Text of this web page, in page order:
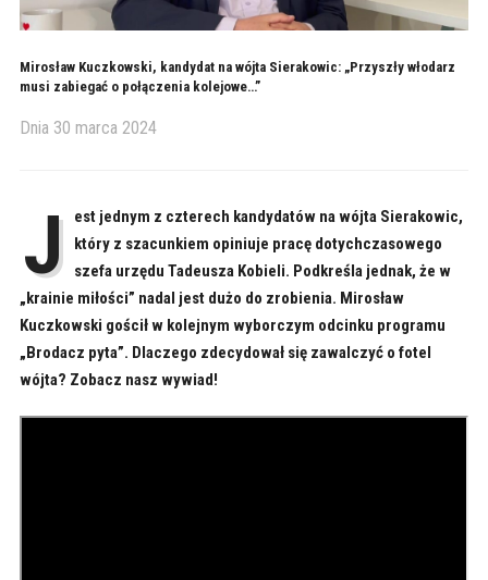
Mirosław Kuczkowski, kandydat na wójta Sierakowic: „Przyszły włodarz
musi zabiegać o połączenia kolejowe…”
Dnia 30 marca 2024
J
est jednym z czterech kandydatów na wójta Sierakowic,
który z szacunkiem opiniuje pracę dotychczasowego
szefa urzędu Tadeusza Kobieli. Podkreśla jednak, że w
„krainie miłości” nadal jest dużo do zrobienia. Mirosław
Kuczkowski gościł w kolejnym wyborczym odcinku programu
„Brodacz pyta”. Dlaczego zdecydował się zawalczyć o fotel
wójta? Zobacz nasz wywiad!